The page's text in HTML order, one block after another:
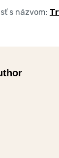
s názvom: